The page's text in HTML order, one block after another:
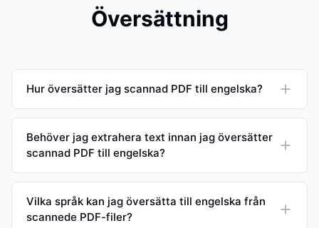
Översättning
Hur översätter jag scannad PDF till engelska?
Behöver jag extrahera text innan jag översätter
scannad PDF till engelska?
Vilka språk kan jag översätta till engelska från
scannede PDF-filer?